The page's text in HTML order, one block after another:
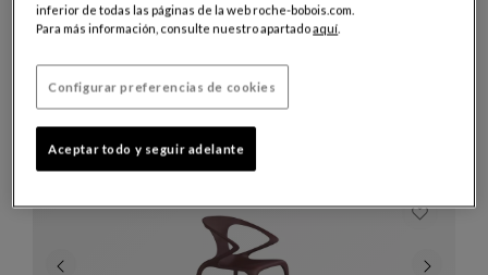
Catalina
Mesa De Comedor
Ver Descripción Completa
Mesa de comedor
inferior de todas las páginas de la web roche-bobois.com.
Para más información, consulte nuestro apartadoaquí
Configurar preferencias de cookies
Aceptar todo y seguir adelante